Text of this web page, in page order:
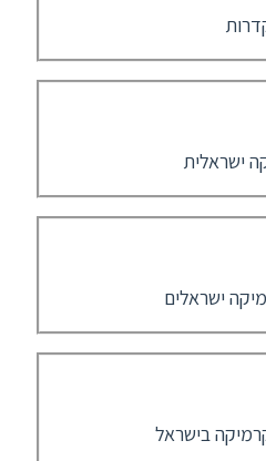
ישראלית
ישראלים
בישראל